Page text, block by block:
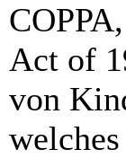
Act of
von